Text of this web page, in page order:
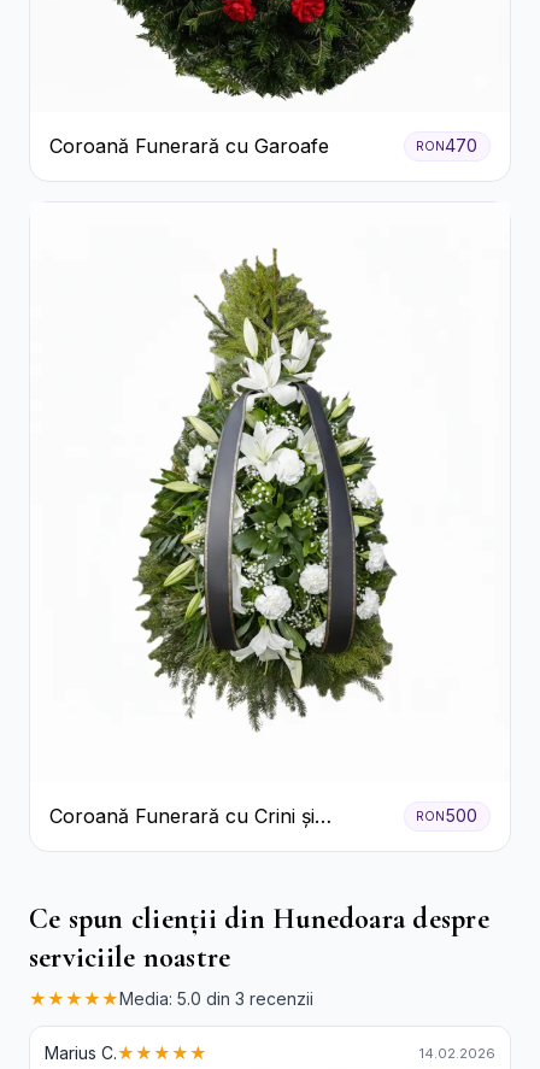
Coroană Funerară cu Garoafe RON470
Coroană Funerară cu Crini și
Garoafe Albe
RON500
Ce spun clienții din Hunedoara despre
serviciile noastre
★★★★★Media: 5.0 din 3 recenzii
Marius C.★★★★★ 14.02.2026